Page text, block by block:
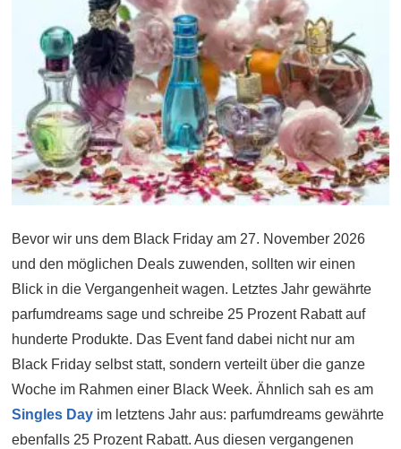
Bevor wir uns dem Black Friday am 27. November 2026
und den möglichen Deals zuwenden, sollten wir einen
Blick in die Vergangenheit wagen. Letztes Jahr gewährte
parfumdreams sage und schreibe 25 Prozent Rabatt auf
hunderte Produkte. Das Event fand dabei nicht nur am
Black Friday selbst statt, sondern verteilt über die ganze
Woche im Rahmen einer Black Week. Ähnlich sah es am
Singles Day im letztens Jahr aus: parfumdreams gewährte
ebenfalls 25 Prozent Rabatt. Aus diesen vergangenen